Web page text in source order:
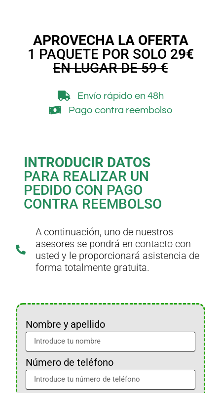
APROVECHA LA OFERTA
1 PAQUETE POR SOLO 29€
EN LUGAR DE 59 €
Envío rápido en 48h
Pago contra reembolso
INTRODUCIR DATOS
PARA REALIZAR UN
PEDIDO CON PAGO
CONTRA REEMBOLSO
A continuación, uno de nuestros
asesores se pondrá en contacto con
usted y le proporcionará asistencia de
forma totalmente gratuita.
Nombre y apellido
Número de teléfono